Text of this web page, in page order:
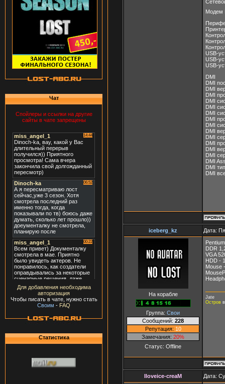
Чат
Спойлеры и ссылки на другие
сайты в чате запрещены
Для добавления необходима
авторизация
Чтобы писать в чате, нужно стать
Своим - FAQ
Статистика
Модем
USB-
USB-
USB-
DMI
DMI
DMI
DMI
DMI
DMI
DMI
DMI
DMI
DMI
DMI
DMI
DMI
DMI
DMI
DMI
DMI
iceberg_kz Дата:
На корабле
Группа: Свои
Сообщений: 228
Репутация: 10
Замечания: 20%
Статус: Offline
DDR
VGA
HDD -
Mouse
Jate
Остров
Iloveice-creaM Дата: